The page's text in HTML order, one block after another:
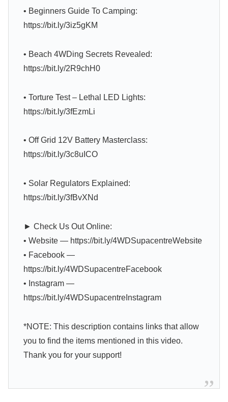
• Beginners Guide To Camping:
https://bit.ly/3iz5gKM
• Beach 4WDing Secrets Revealed:
https://bit.ly/2R9chH0
• Torture Test – Lethal LED Lights:
https://bit.ly/3fEzmLi
• Off Grid 12V Battery Masterclass:
https://bit.ly/3c8uICO
• Solar Regulators Explained:
https://bit.ly/3fBvXNd
► Check Us Out Online:
• Website — https://bit.ly/4WDSupacentreWebsite
• Facebook —
https://bit.ly/4WDSupacentreFacebook
• Instagram —
https://bit.ly/4WDSupacentreInstagram
*NOTE: This description contains links that allow
you to find the items mentioned in this video.
Thank you for your support!